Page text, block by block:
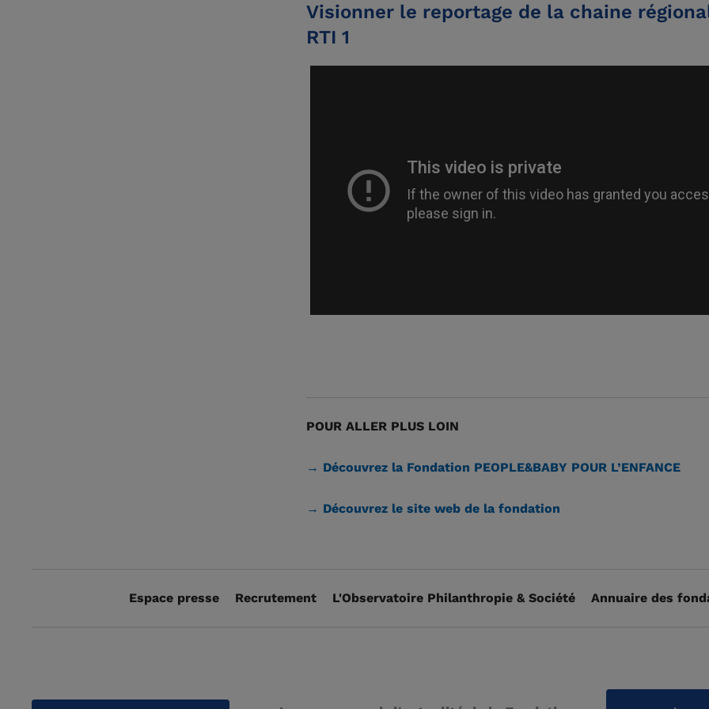
Visionner le reportage de la chaine
RTI 1
POUR ALLER PLUS LOIN
→ Découvrez la Fondation PEOPLE&BABY POUR L’ENFANCE
→ Découvrez le site web de la fondation
Espace presse Recrutement L'Observatoire Philanthropie & Société Annuaire des